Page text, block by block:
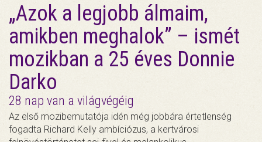
„Azok a legjobb álmaim,
amikben meghalok” – ismét
mozikban a 25 éves Donnie
Darko
28 nap van a világvégéig
Az első mozibemutatója idén még jobbára értetlenség
fogadta Richard Kelly ambíciózus, a kertvárosi